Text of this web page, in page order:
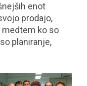
enot
prodajo,
medtem ko so
planiranje,